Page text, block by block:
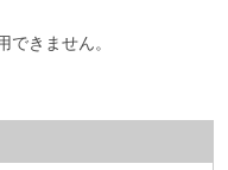
きません。